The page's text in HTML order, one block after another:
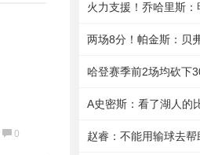
0
哈登赛季前2场均砍下